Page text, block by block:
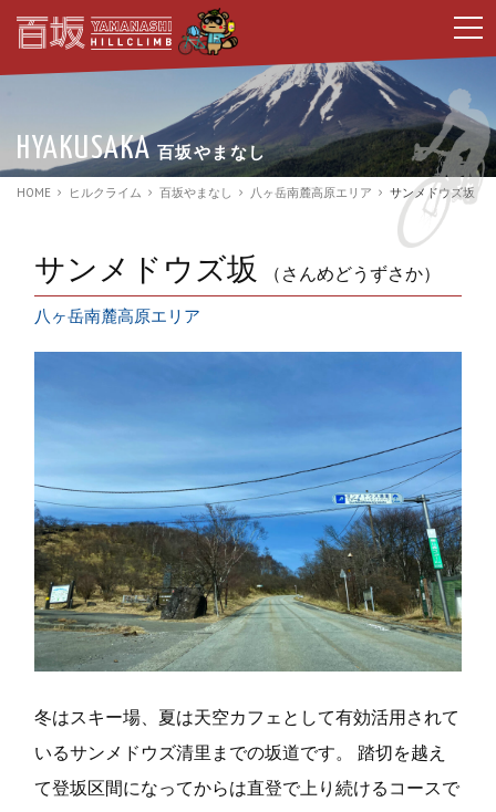
t
o
g
l
e
a
v
i
g
HYAKUSAKA 百坂やまなし
HOME ヒルクライム 百坂やまなし 八ヶ岳南麓高原エリア サンメドウズ坂
サンメドウズ坂 （さんめどうずさか）
八ヶ岳南麓高原エリア
冬はスキー場、夏は天空カフェとして有効活用されて
いるサンメドウズ清里までの坂道です。 踏切を越え
て登坂区間になってからは直登で上り続けるコースで